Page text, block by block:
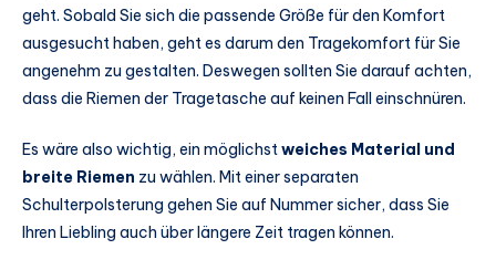
geht. Sobald Sie sich die passende Größe für den Komfort
ausgesucht haben, geht es darum den Tragekomfort für Sie
angenehm zu gestalten. Deswegen sollten Sie darauf achten,
dass die Riemen der Tragetasche auf keinen Fall einschnüren.
Es wäre also wichtig, ein möglichstweiches Material und
breite Riemen zu wählen. Mit einer separaten
Schulterpolsterung gehen Sie auf Nummer sicher, dass Sie
Ihren Liebling auch über längere Zeit tragen können.